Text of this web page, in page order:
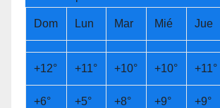
Dom Lun Mar Mié Jue
+12° +11° +10° +10° +11°
+6° +5° +8° +9° +9°